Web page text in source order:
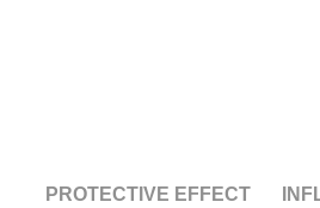
PROTECTIVE EFFECT